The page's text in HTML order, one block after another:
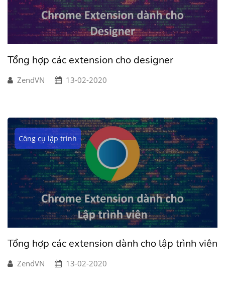
Tổng hợp các extension cho designer
ZendVN 13-02-2020
Công cụ lập trình
Tổng hợp các extension dành cho lập trình viên
ZendVN 13-02-2020